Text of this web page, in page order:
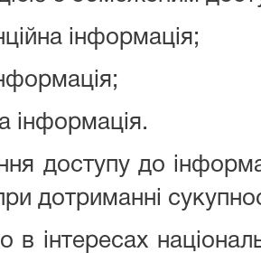
інформація;
інформація.
доступу до
дотриманні
в інтересах